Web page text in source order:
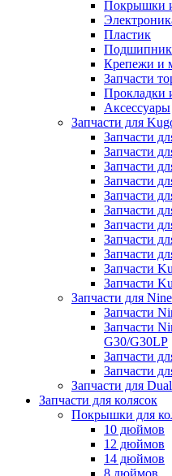
Покрышки
Пластик
Крепежи и
Запчасти
Прокладки
Аксессуары
Запчасти для
Запчасти
Запчасти
Запчасти
Запчасти
Запчасти
Запчасти
Запчасти
Запчасти
Запчасти
Запчасти
Запчасти
Запчасти для
Запчасти
Запчасти
G30/G30LP
Запчасти
Запчасти
Запчасти для
Запчасти для колясок
Покрышки для
10 дюймов
12 дюймов
14 дюймов
8 дюймов